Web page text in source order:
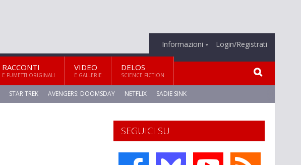
Informazioni Login/Registrati
RACCONTI
E FUMETTI ORIGINALI
VIDEO
E GALLERIE
DELOS
SCIENCE FICTION
STAR TREK AVENGERS: DOOMSDAY NETFLIX SADIE SINK
SEGUICI SU